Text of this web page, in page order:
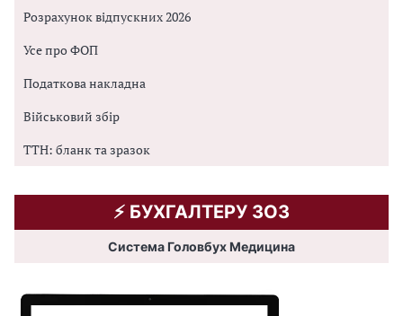
Розрахунок відпускних 2026
Усе про ФОП
Податкова накладна
Військовий збір
ТТН: бланк та зразок
⚡️ БУХГАЛТЕРУ ЗОЗ
Система Головбух Медицина